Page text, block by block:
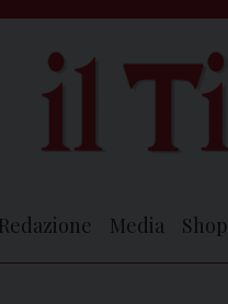
Redazione Media Shop